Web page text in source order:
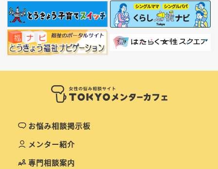
お悩み相談掲示板
メンター紹介
専門相談案内